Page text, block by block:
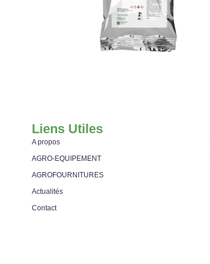
Liens Utiles
A propos
AGRO-EQUIPEMENT
AGROFOURNITURES
Actualités
Contact